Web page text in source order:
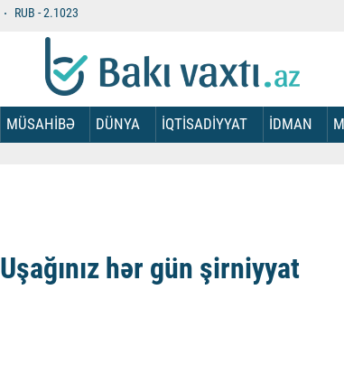
RUB -2.1023
MÜSAHİBƏ DÜNYA İQTİSADİYYAT İDMAN
Uşağınız hər gün şirniyyat